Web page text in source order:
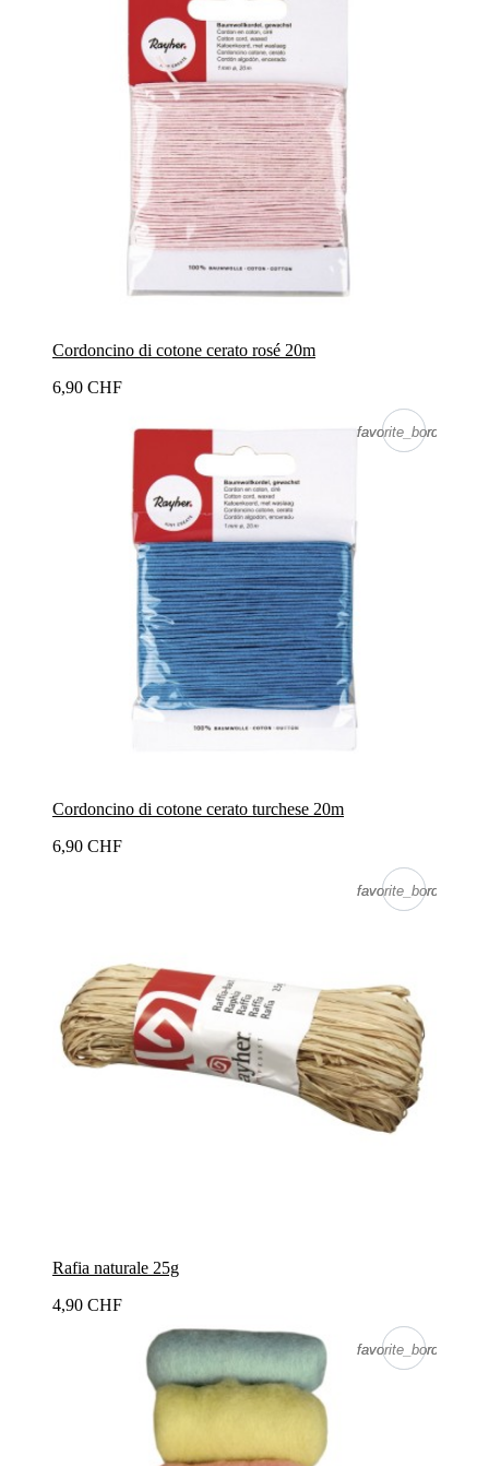
Cordoncino di cotone cerato rosé 20m
6,90 CHF
favorite_border
favorite_border
Cordoncino di cotone cerato turchese 20m
6,90 CHF
favorite_border
favorite_border
Rafia naturale 25g
4,90 CHF
favorite_border
favorite_border